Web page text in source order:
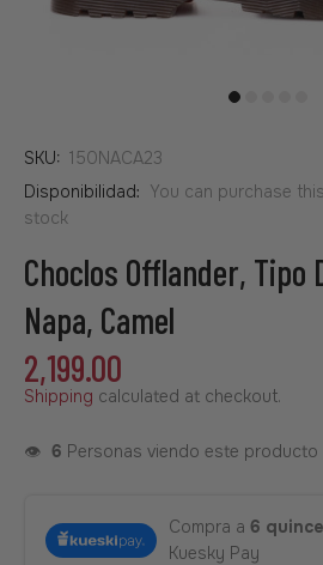
SKU: 150NACA23
Disponibilidad: You can purchase
stock
Choclos Offlander, Tipo
Napa, Camel
2,199.00
Shipping calculated at checkout.
👁️ 6 Personas viendo este producto
Compra a 6
Kuesky Pay